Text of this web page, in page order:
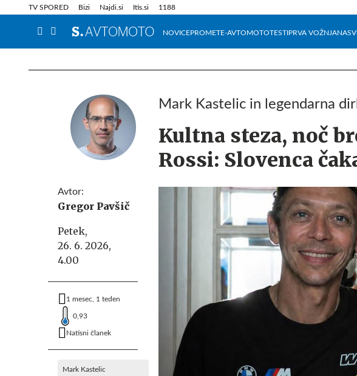
TV SPORED Bizi Najdi.si Itis.si 1188
NOVICEPROMETE-AVTOMOTOTESTIPRVA VOŽNJA
Info in obvestila Tehnik
Avtor:
Gregor Pavšič
Petek,
26. 6. 2026,
4.00
1 mesec, 1 teden
0,93
Natisni članek
Mark Kastelic
Mark Kastelic in legendarna
Kultna steza, noč
Rossi: Slovenca